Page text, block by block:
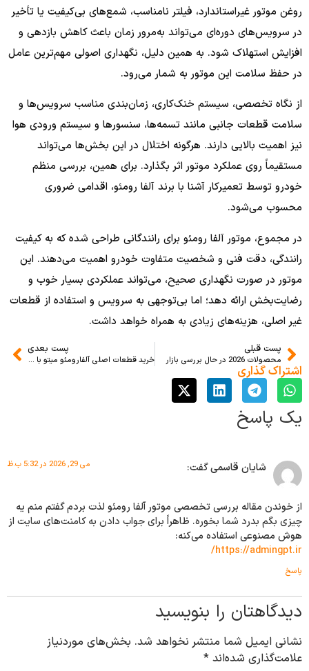
روغن موتور غیراستاندارد، فیلتر نامناسب، شمع‌های بی‌کیفیت یا تأخیر
در سرویس‌های دوره‌ای می‌تواند به‌مرور زمان باعث کاهش بازدهی و
افزایش استهلاک شود. به همین دلیل، نگهداری اصولی مهم‌ترین عامل
در حفظ سلامت این موتور به شمار می‌رود.
از نگاه تخصصی، سیستم خنک‌کاری، زمان‌بندی مناسب سرویس‌ها و
سلامت قطعات جانبی مانند تسمه‌ها، سنسورها و سیستم ورودی هوا
نیز اهمیت بالایی دارند. هرگونه اختلال در این بخش‌ها می‌تواند
مستقیماً روی عملکرد موتور اثر بگذارد. برای همین، بررسی منظم
خودرو توسط تعمیرکار آشنا با برند آلفا رومئو، اقدامی ضروری
محسوب می‌شود.
در مجموع، موتور آلفا رومئو برای رانندگانی طراحی شده که به کیفیت
رانندگی، دقت فنی و شخصیت متفاوت خودرو اهمیت می‌دهند. این
موتور در صورت نگهداری صحیح، می‌تواند عملکردی بسیار خوب و
رضایت‌بخش ارائه دهد؛ اما بی‌توجهی به سرویس و استفاده از قطعات
غیر اصلی، هزینه‌های زیادی به همراه خواهد داشت.
پست قبلی
محصولات 2026 در حال بررسی بازار
پست بعدی
خرید قطعات اصلی آلفارومئو میتو با اصالت تضمینی از آلفا پیمان
اشتراک گذاری
یک پاسخ
شایان قاسمیگفت: می 29, 2026 در 5:32 ب.ظ
از خوندن مقاله بررسی تخصصی موتور آلفا رومئو لذت بردم گفتم منم یه
چیزی بگم بدرد شما بخوره. ظاهراً برای جواب دادن به کامنت‌های سایت از
هوش مصنوعی استفاده می‌کنه:
https://admingpt.ir/
پاسخ
دیدگاهتان را بنویسید
نشانی ایمیل شما منتشر نخواهد شد. بخش‌های موردنیاز
علامت‌گذاری شده‌اند *